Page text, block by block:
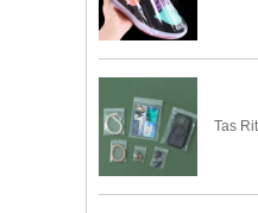
Tas